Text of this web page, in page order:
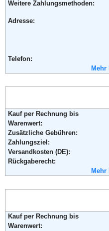
Weitere Zahlungsmethoden:
Adresse:
Telefon:
Soziale Kanäle:
Kauf per Rechnung bis
Warenwert:
Zusätzliche Gebühren:
Zahlungsziel:
Versandkosten (DE):
Rückgaberecht:
Kauf per Rechnung bis
Warenwert: